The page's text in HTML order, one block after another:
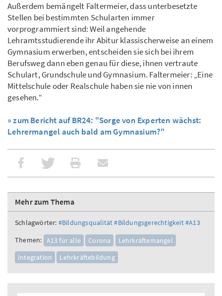
Außerdem bemängelt Faltermeier, dass unterbesetzte
Stellen bei bestimmten Schularten immer
vorprogrammiert sind: Weil angehende
Lehramtsstudierende ihr Abitur klassischerweise an einem
Gymnasium erwerben, entscheiden sie sich bei ihrem
Berufsweg dann eben genau für diese, ihnen vertraute
Schulart, Grundschule und Gymnasium. Faltermeier: „Eine
Mittelschule oder Realschule haben sie nie von innen
gesehen.“
» zum Bericht auf BR24: "Sorge von Experten wächst:
Lehrermangel auch bald am Gymnasium?"
Mehr zum Thema
Schlagwörter: #Bildungsqualität#Bildungsgerechtigkeit#A13
Themen: A13 für alle Corona
Lehrkräftemangel
Integration
Lehrkräftebildung